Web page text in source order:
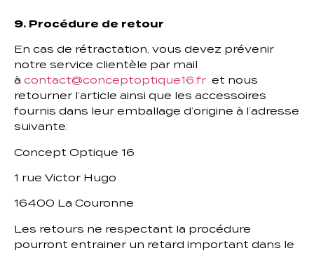
9. Procédure de retour
En cas de rétractation, vous devez prévenir
notre service clientèle par mail
à contact@conceptoptique16.fr et nous
retourner l’article ainsi que les accessoires
fournis dans leur emballage d’origine à l’adresse
suivante:
Concept Optique 16
1 rue Victor Hugo
16400 La Couronne
Les retours ne respectant la procédure
pourront entrainer un retard important dans le